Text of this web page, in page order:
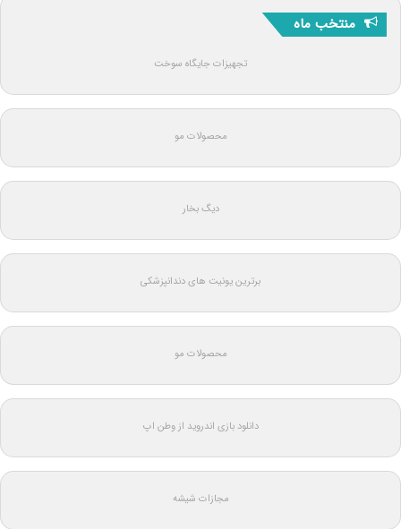
منتخب ماه
تجهیزات جایگاه سوخت
محصولات مو
دیگ بخار
برترین یونیت های دندانپزشکی
محصولات مو
دانلود بازی اندروید از وطن اپ
مجازات شیشه